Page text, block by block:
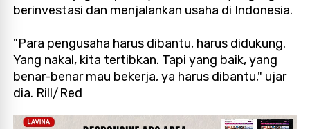
berinvestasi dan menjalankan usaha di Indonesia.
"Para pengusaha harus dibantu, harus didukung.
Yang nakal, kita tertibkan. Tapi yang baik, yang
benar-benar mau bekerja, ya harus dibantu," ujar
dia. Rill/Red